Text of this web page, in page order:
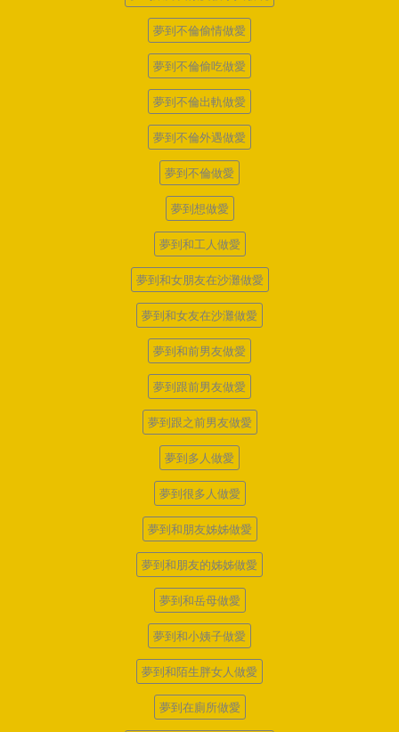
夢到不倫偷情做愛
夢到不倫偷吃做愛
夢到不倫出軌做愛
夢到不倫外遇做愛
夢到不倫做愛
夢到想做愛
夢到和工人做愛
夢到和女朋友在沙灘做愛
夢到和女友在沙灘做愛
夢到和前男友做愛
夢到跟前男友做愛
夢到跟之前男友做愛
夢到多人做愛
夢到很多人做愛
夢到和朋友姊姊做愛
夢到和朋友的姊姊做愛
夢到和岳母做愛
夢到和小姨子做愛
夢到和陌生胖女人做愛
夢到在廁所做愛